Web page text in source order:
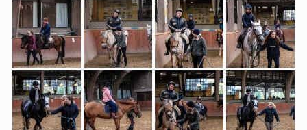
2023
2021
Kerst 2021